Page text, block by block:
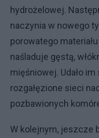
hydrożelowej.
naczynia w nowego
porowatego
naśladuje gęstą,
mięśniowej. Udało
rozgałęzione sieci
pozbawionych
W kolejnym, jeszcze